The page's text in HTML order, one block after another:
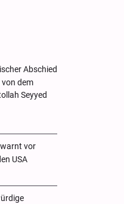
Abschied
dem
Seyyed
vor
USA